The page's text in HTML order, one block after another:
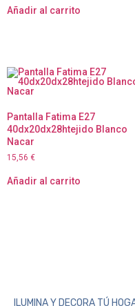
Añadir al carrito
Pantalla Fatima E27
40dx20dx28htejido Blanco
Nacar
15,56 €
Añadir al carrito
ILUMINA Y DECORA TÚ